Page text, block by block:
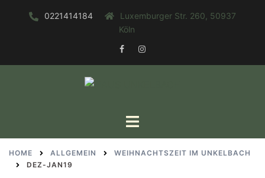
0221414184
Luxemburger Str. 260, 50937
Köln
FACEBOOKINSTAGRAM
Toggle
HOME ALLGEMEIN
WEIHNACHTSZEIT IM UNKELBACH
DEZ-JAN19